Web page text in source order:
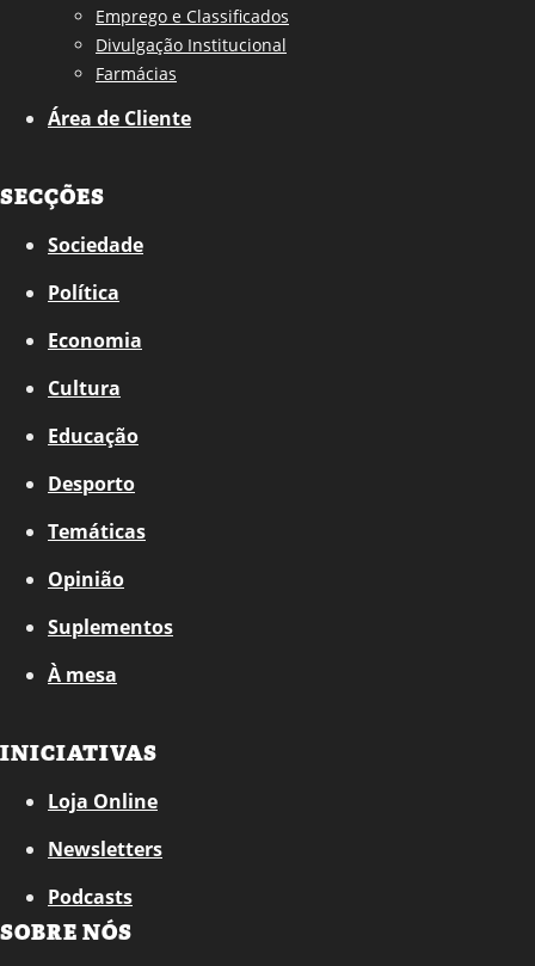
Emprego e Classificados
Divulgação Institucional
Farmácias
Área de Cliente
SECÇÕES
Sociedade
Política
Economia
Cultura
Educação
Desporto
Temáticas
Opinião
Suplementos
À mesa
INICIATIVAS
Loja Online
Newsletters
Podcasts
SOBRE NÓS